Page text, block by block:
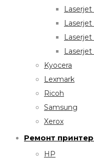
Laserjet
Laserjet
Laserjet
Kyocera
Lexmark
Ricoh
Samsung
Xerox
Ремонт
HP